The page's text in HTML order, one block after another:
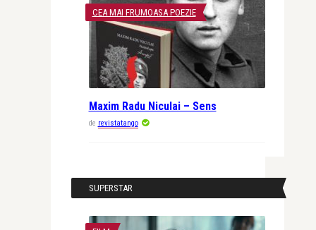
CEA MAI FRUMOASA POEZIE
Maxim Radu Niculai – Sens
de revistatango
SUPERSTAR